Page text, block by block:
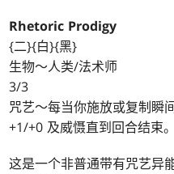
Rhetoric Prodigy
{二}{白}{黑}
生物～人类/法术师
3/3
咒艺～每当你施放或复制瞬
+1/+0 及威慑直到回合结束。
这是一个非普通带有咒艺异